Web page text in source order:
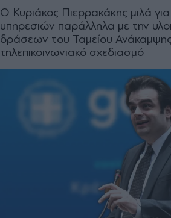
Ο Κυριάκος Πιερρακάκης μιλά
υπηρεσιών παράλληλα με την
δράσεων του Ταμείου Ανάκαμψης
τηλεπικοινωνιακό σχεδιασμό